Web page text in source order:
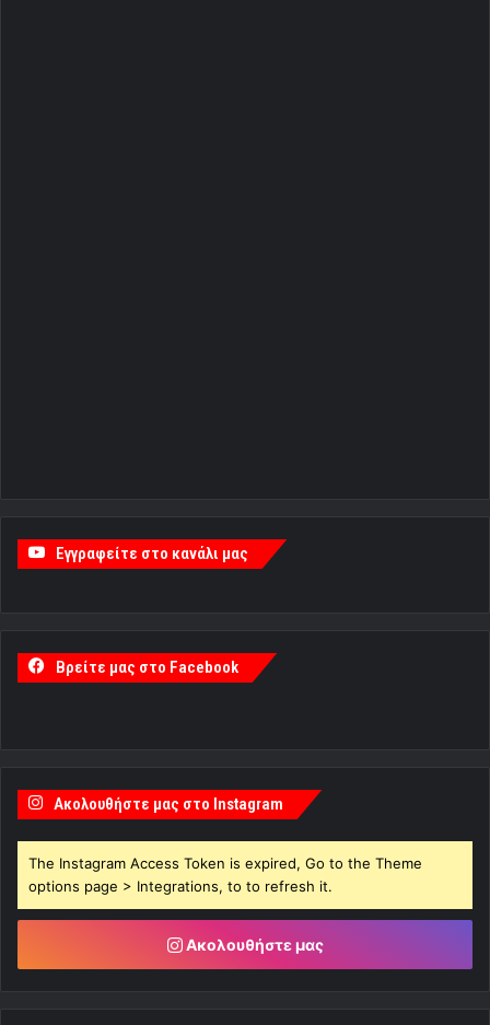
Εγγραφείτε στο κανάλι μας
Βρείτε μας στο Facebook
Ακολουθήστε μας στο Instagram
The Instagram Access Token is expired, Go to the Theme
options page > Integrations, to to refresh it.
Ακολουθήστε μας